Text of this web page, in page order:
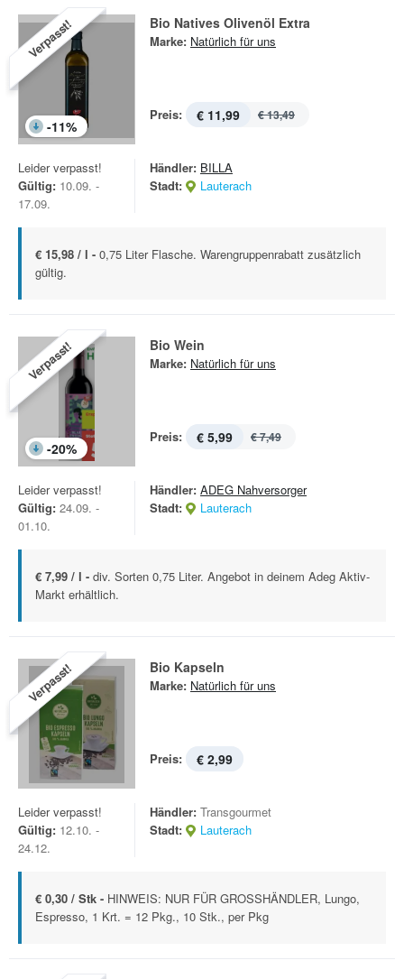
Verpasst!
-11%
Bio Natives Olivenöl Extra
Marke: Natürlich für uns
Preis: € 11,99 € 13,49
Leider verpasst!
Gültig: 10.09. -
17.09.
Händler: BILLA
Stadt:
Lauterach
€ 15,98 / l - 0,75 Liter Flasche. Warengruppenrabatt zusätzlich
gültig.
Verpasst!
-20%
Bio Wein
Marke: Natürlich für uns
Preis: € 5,99 € 7,49
Leider verpasst!
Gültig: 24.09. -
01.10.
Händler: ADEG Nahversorger
Stadt:
Lauterach
€ 7,99 / l - div. Sorten 0,75 Liter. Angebot in deinem Adeg Aktiv-
Markt erhältlich.
Verpasst! Bio Kapseln
Marke: Natürlich für uns
Preis: € 2,99
Leider verpasst!
Gültig: 12.10. -
24.12.
Händler: Transgourmet
Stadt:
Lauterach
€ 0,30 / Stk - HINWEIS: NUR FÜR GROSSHÄNDLER, Lungo,
Espresso, 1 Krt. = 12 Pkg., 10 Stk., per Pkg